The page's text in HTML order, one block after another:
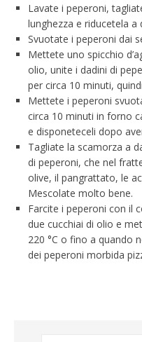
Lavate i peperoni,
lunghezza e riducetela a
Svuotate i peperoni dai
Mettete uno spicchio
olio, unite i dadini di
per circa 10 minuti,
Mettete i peperoni
circa 10 minuti in forno
e disponeteceli dopo
Tagliate la scamorza a
di peperoni, che nel
olive, il pangrattato, le
Mescolate molto bene.
Farcite i peperoni con il
due cucchiai di olio e
220 °C o fino a quando
dei peperoni morbida